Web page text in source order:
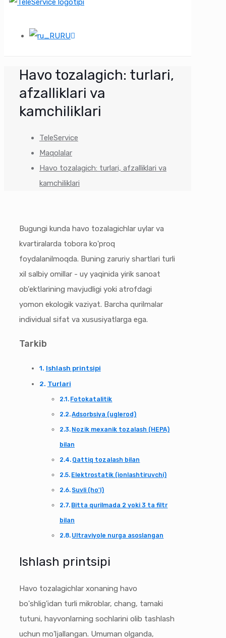
RU
Havo tozalagich: turlari,
afzalliklari va
kamchiliklari
TeleService
Maqolalar
Havo tozalagich: turlari, afzalliklari va
kamchiliklari
Bugungi kunda havo tozalagichlar uylar va
kvartiralarda tobora ko'proq
foydalanilmoqda. Buning zaruriy shartlari turli
xil salbiy omillar - uy yaqinida yirik sanoat
ob'ektlarining mavjudligi yoki atrofdagi
yomon ekologik vaziyat. Barcha qurilmalar
individual sifat va xususiyatlarga ega.
Tarkib
Ishlash printsipi
Turlari
Fotokatalitik
Adsorbsiya (uglerod)
Nozik mexanik tozalash (HEPA)
bilan
Qattiq tozalash bilan
Elektrostatik (ionlashtiruvchi)
Suvli (ho'l)
Bitta qurilmada 2 yoki 3 ta filtr
bilan
Ultraviyole nurga asoslangan
Ishlash printsipi
Havo tozalagichlar xonaning havo
bo'shlig'idan turli mikroblar, chang, tamaki
tutuni, hayvonlarning sochlarini olib tashlash
uchun mo'ljallangan. Umuman olganda,